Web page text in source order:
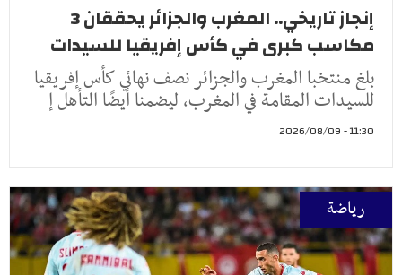
إنجاز تاريخي.. المغرب والجزائر يحققان 3
مكاسب كبرى في كأس إفريقيا للسيدات
بلغ منتخبا المغرب والجزائر نصف نهائي كأس إفريقيا
للسيدات المقامة في المغرب، ليضمنا أيضًا التأهل إ
11:30 - 2026/08/09
رياضة